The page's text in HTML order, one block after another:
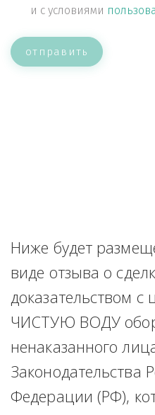
и с условиями
отправить
Ниже будет
виде отзыва о
доказательством
ЧИСТУЮ ВОДУ
ненаказанного
Законодательства
Федерации (РФ),